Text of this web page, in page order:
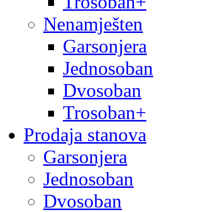
Nenamješten
Garsonjera
Jednosoban
Dvosoban
Trosoban+
Prodaja stanova
Garsonjera
Jednosoban
Dvosoban